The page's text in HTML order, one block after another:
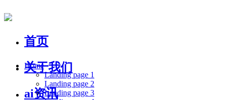
首页
关于我们
ai资讯
Home
Landing page 1
Landing page 2
Landing page 3